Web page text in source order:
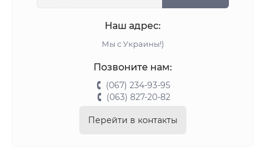
Наш адрес:
Мы с Украины!)
Позвоните нам:
(067) 234-93-95
(063) 827-20-82
Перейти в контакты